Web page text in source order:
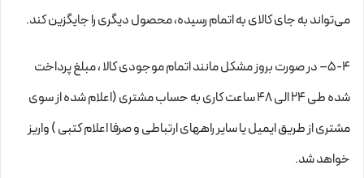
می‏‌تواند به جای کالای به اتمام رسیده، محصول دیگری را جایگزین کند.
5-۴– در صورت بروز مشکل مانند اتمام موجودی کالا ، مبلغ پرداخت
شده طی ۲۴ الی ۴۸ ساعت کاری به حساب مشتری (اعلام شده از سوی
مشتری از طریق ایمیل یا سایر راههای ارتباطی و صرفا اعلام کتبی ) واریز
خواهد شد.